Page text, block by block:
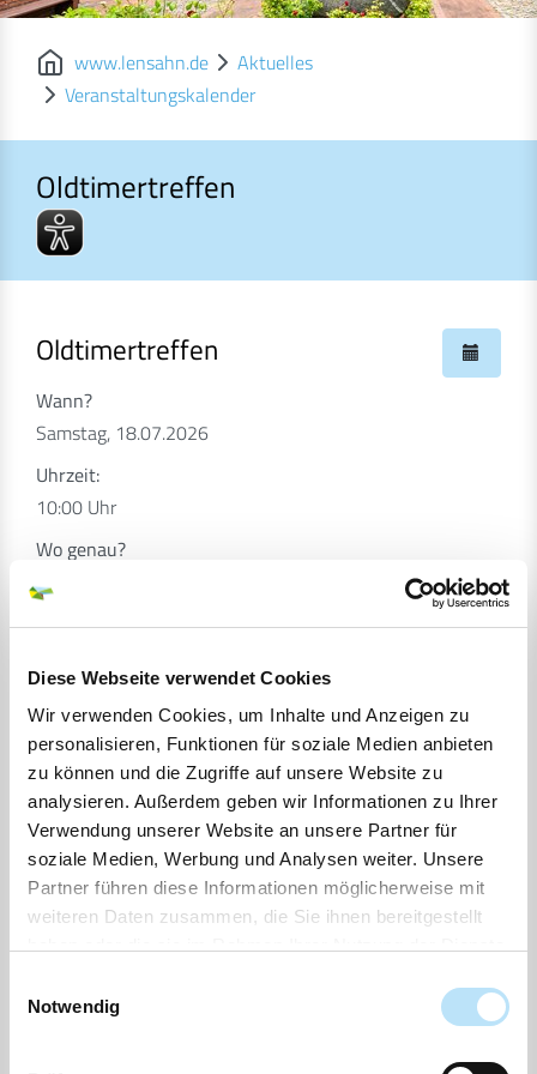
Diese Webseite verwendet Cookies
Wir verwenden Cookies, um Inhalte und Anzeigen zu
personalisieren, Funktionen für soziale Medien anbieten
zu können und die Zugriffe auf unsere Website zu
analysieren. Außerdem geben wir Informationen zu Ihrer
Verwendung unserer Website an unsere Partner für
soziale Medien, Werbung und Analysen weiter. Unsere
Partner führen diese Informationen möglicherweise mit
weiteren Daten zusammen, die Sie ihnen bereitgestellt
Notwendig
www.lensahn.de
Aktuelles
Veranstaltungskalender
Oldtimertreffen
Oldtimertreffen
Oldtimertreffen
Wann?
Samstag, 18.07.2026
Uhrzeit:
10:00 Uhr
Wo genau?
Museumshof Lensahn, Prienfeldhof ,Lensahn
Kosten
Feste & Märkte